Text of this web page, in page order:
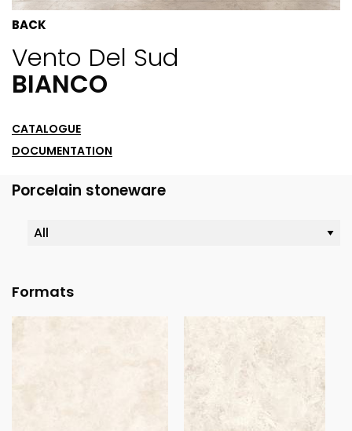
BACK
Vento Del Sud
BIANCO
CATALOGUE
DOCUMENTATION
Porcelain stoneware
Formats